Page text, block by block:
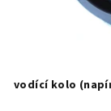
vodící kolo